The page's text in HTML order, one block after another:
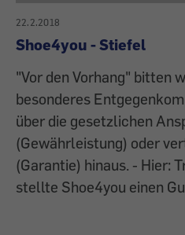
22.2.2018
Shoe4you - Stiefel
"Vor den Vorhang" bitten
besonderes
über die gesetzlichen
(Gewährleistung) oder
(Garantie) hinaus. - Hier:
stellte Shoe4you einen